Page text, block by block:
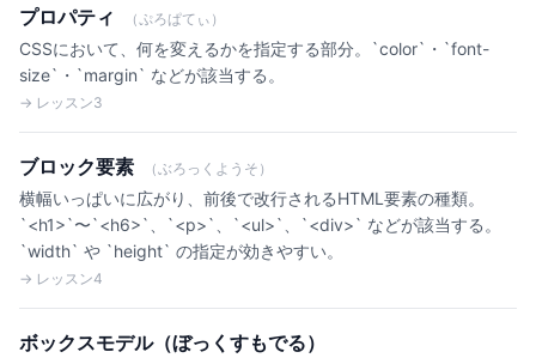
プロパティ （ぷろぱてぃ）
CSSにおいて、何を変えるかを指定する部分。`color`・`font-
size`・`margin` などが該当する。
→ レッスン3
ブロック要素 （ぶろっくようそ）
横幅いっぱいに広がり、前後で改行されるHTML要素の種類。
`<h1>`〜`<h6>`、`<p>`、`<ul>`、`<div>` などが該当する。
`width` や `height` の指定が効きやすい。
→ レッスン4
ボックスモデル（ぼっくすもでる）